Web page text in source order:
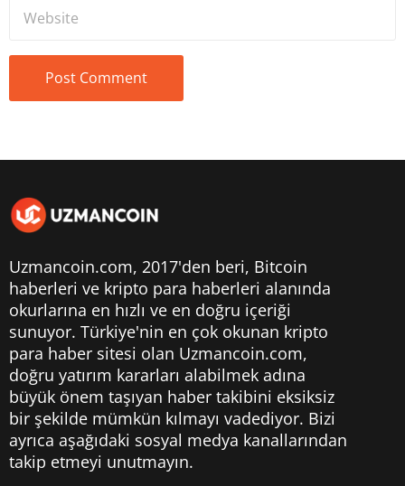
Uzmancoin.com, 2017'den beri, Bitcoin
haberleri ve kripto para haberleri alanında
okurlarına en hızlı ve en doğru içeriği
sunuyor. Türkiye'nin en çok okunan kripto
para haber sitesi olan Uzmancoin.com,
doğru yatırım kararları alabilmek adına
büyük önem taşıyan haber takibini eksiksiz
bir şekilde mümkün kılmayı vadediyor. Bizi
ayrıca aşağıdaki sosyal medya kanallarından
takip etmeyi unutmayın.